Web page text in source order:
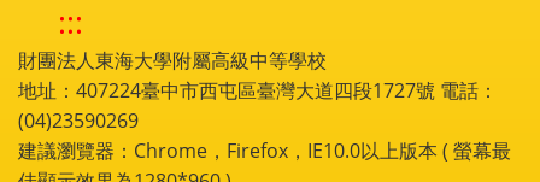
:::
財團法人東海大學附屬高級中等學校
地址：407224臺中市西屯區臺灣大道四段1727號 電話：
(04)23590269
建議瀏覽器：Chrome，Firefox，IE10.0以上版本 ( 螢幕最